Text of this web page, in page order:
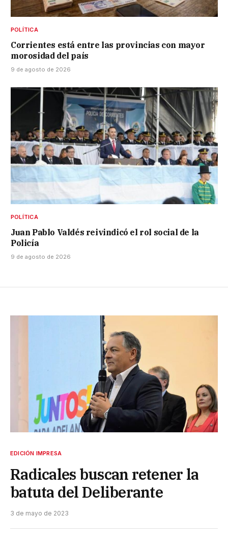
POLÍTICA
Corrientes está entre las provincias con mayor
morosidad del país
9 de agosto de 2026
POLÍTICA
Juan Pablo Valdés reivindicó el rol social de la
Policía
9 de agosto de 2026
EDICIÓN IMPRESA
Radicales buscan retener la
batuta del Deliberante
3 de mayo de 2023